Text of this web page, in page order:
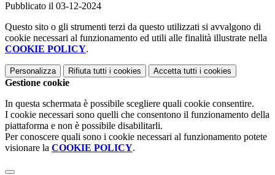
Pubblicato il 03-12-2024
Questo sito o gli strumenti terzi da questo utilizzati si avvalgono di
cookie necessari al funzionamento ed utili alle finalità illustrate nella
COOKIE POLICY.
Personalizza Rifiuta tutti i cookies Accetta tutti i cookies
Gestione cookie
In questa schermata è possibile scegliere quali cookie consentire.
I cookie necessari sono quelli che consentono il funzionamento della
piattaforma e non è possibile disabilitarli.
Per conoscere quali sono i cookie necessari al funzionamento potete
visionare la COOKIE POLICY.